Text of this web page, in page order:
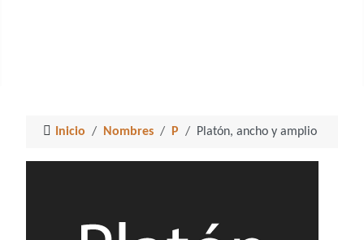
Inicio Nombres P Platón, ancho y amplio